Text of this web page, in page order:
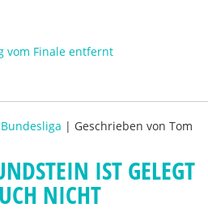
vom Finale entfernt
| Geschrieben von Tom
IST GELEGT
NICHT